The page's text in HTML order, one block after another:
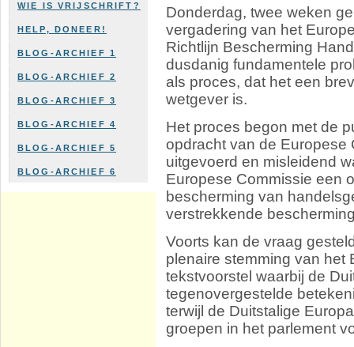
WIE IS VRIJSCHRIFT?
HELP, DONEER!
BLOG-ARCHIEF 1
BLOG-ARCHIEF 2
BLOG-ARCHIEF 3
BLOG-ARCHIEF 4
BLOG-ARCHIEF 5
BLOG-ARCHIEF 6
Donderdag, twee weken
vergadering van het
Richtlijn Bescherming
dusdanig fundamentele
als proces, dat het een
wetgever is.
Het proces begon met de
opdracht van de Europese
uitgevoerd en misleidend
Europese Commissie een
bescherming van
verstrekkende
Voorts kan de vraag
plenaire stemming van het
tekstvoorstel waarbij de
tegenovergestelde
terwijl de Duitstalige
groepen in het parlement